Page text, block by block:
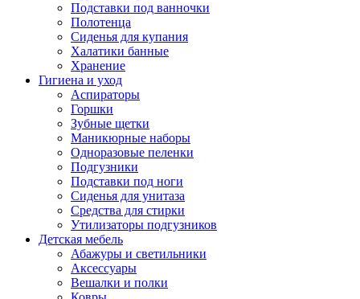
Подставки под ванночки
Полотенца
Сиденья для купания
Халатики банные
Хранение
Гигиена и уход
Аспираторы
Горшки
Зубные щетки
Маникюрные наборы
Одноразовые пеленки
Подгузники
Подставки под ноги
Сиденья для унитаза
Средства для стирки
Утилизаторы подгузников
Детская мебель
Абажуры и светильники
Аксессуары
Вешалки и полки